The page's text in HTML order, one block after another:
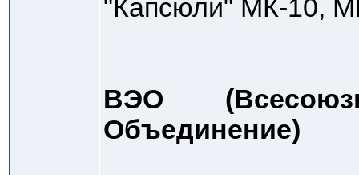
"Капсюли" МК-10,
ВЭО
Объединение)